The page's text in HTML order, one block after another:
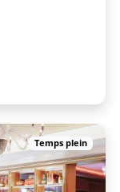
Temps plein